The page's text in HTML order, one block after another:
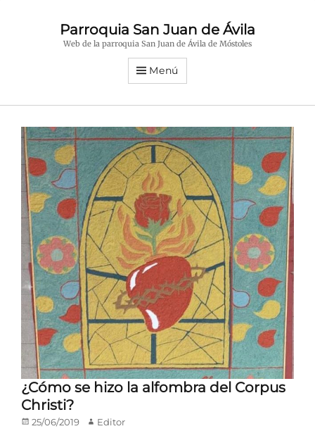
Parroquia San Juan de Ávila
Web de la parroquia San Juan de Ávila de Móstoles
Menú
¿Cómo se hizo la alfombra del Corpus
Christi?
Publicado
25/06/2019 Autor
Editor